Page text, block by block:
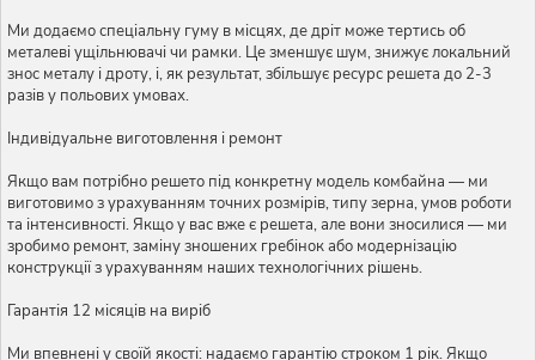
Ми додаємо спеціальну гуму в місцях, де дріт може тертись об
металеві ущільнювачі чи рамки. Це зменшує шум, знижує локальний
знос металу і дроту, і, як результат, збільшує ресурс решета до 2-3
разів у польових умовах.
Індивідуальне виготовлення і ремонт
Якщо вам потрібно решето під конкретну модель комбайна — ми
виготовимо з урахуванням точних розмірів, типу зерна, умов роботи
та інтенсивності. Якщо у вас вже є решета, але вони зносилися — ми
зробимо ремонт, заміну зношених гребінок або модернізацію
конструкції з урахуванням наших технологічних рішень.
Гарантія 12 місяців на виріб
Ми впевнені у своїй якості: надаємо гарантію строком 1 рік. Якщо